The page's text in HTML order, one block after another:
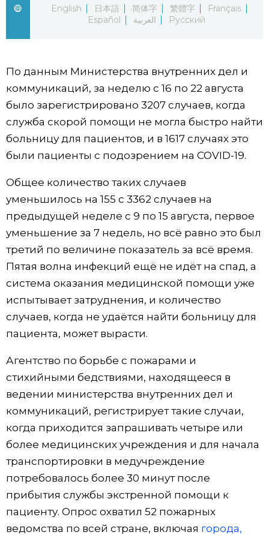
English
日本語 简体字 繁體字
Français
Español
العربية Русский
По данным Министерства внутренних дел и
коммуникаций, за неделю с 16 по 22 августа
было зарегистрировано 3207 случаев, когда
служба скорой помощи не могла быстро найти
больницу для пациентов, и в 1617 случаях это
были пациенты с подозрением на COVID-19.
Общее количество таких случаев
уменьшилось на 155 с 3362 случаев на
предыдущей неделе с 9 по 15 августа, первое
уменьшение за 7 недель, но всё равно это был
третий по величине показатель за всё время.
Пятая волна инфекций ещё не идёт на спад, а
система оказания медицинской помощи уже
испытывает затруднения, и количество
случаев, когда не удаётся найти больницу для
пациента, может вырасти.
Агентство по борьбе с пожарами и
стихийными бедствиями, находящееся в
ведении министерства внутренних дел и
коммуникаций, регистрирует такие случаи,
когда приходится запрашивать четыре или
более медицинских учреждения и для начала
транспортировки в медучреждение
потребовалось более 30 минут после
прибытия службы экстренной помощи к
пациенту. Опрос охватил 52 пожарных
ведомства по всей стране, включая города,